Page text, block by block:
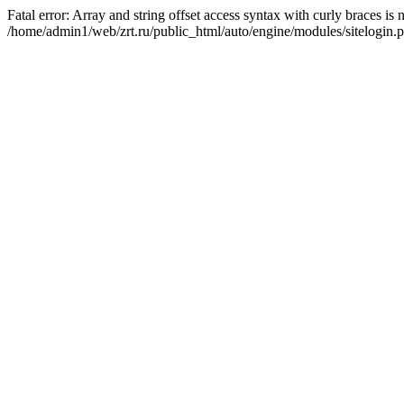
Fatal error: Array and string offset access syntax with curly braces is
/home/admin1/web/zrt.ru/public_html/auto/engine/modules/